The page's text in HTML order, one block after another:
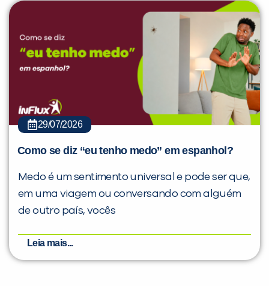
29/07/2026
Como se diz “eu tenho medo” em espanhol?
Medo é um sentimento universal e pode ser que,
em uma viagem ou conversando com alguém
de outro país, vocês
Leia mais...